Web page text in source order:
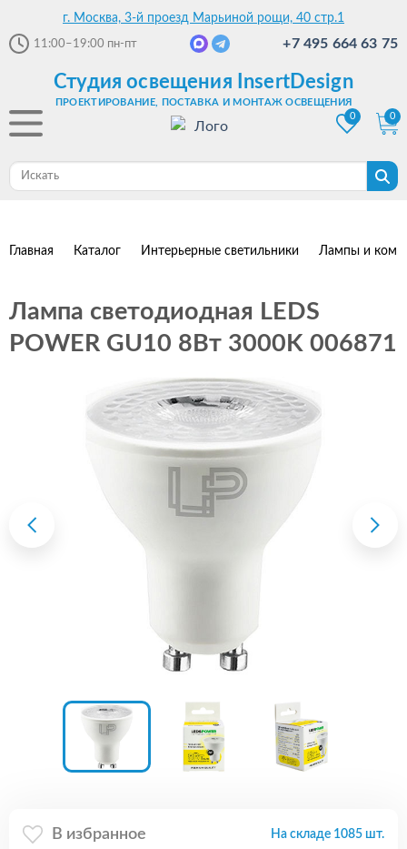
г. Москва, 3-й проезд Марьиной рощи, 40 стр.1
11:00–19:00 пн-пт +7 495 664 63 75
Студия освещения InsertDesign
ПРОЕКТИРОВАНИЕ, ПОСТАВКА И МОНТАЖ ОСВЕЩЕНИЯ
0
0
Главная Каталог Интерьерные светильники Лампы и
Лампа светодиодная LEDS
POWER GU10 8Вт 3000K 006871
В избранное На складе 1085 шт.